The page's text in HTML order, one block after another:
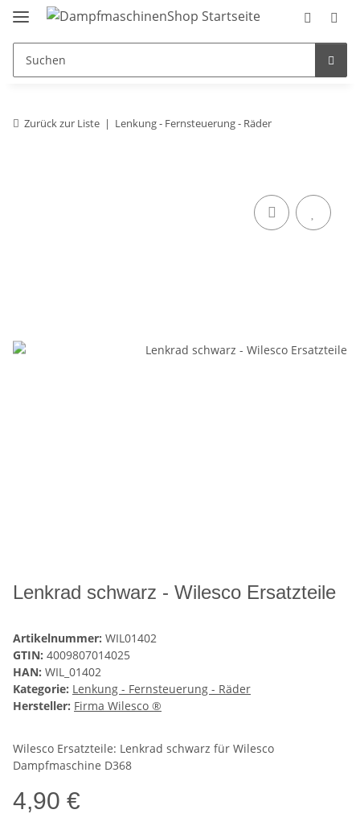
Zurück zur Liste Lenkung - Fernsteuerung - Räder
Lenkrad schwarz - Wilesco Ersatzteile
Artikelnummer: WIL01402
GTIN: 4009807014025
HAN: WIL_01402
Kategorie: Lenkung - Fernsteuerung - Räder
Hersteller: Firma Wilesco ®
Wilesco Ersatzteile: Lenkrad schwarz für Wilesco
Dampfmaschine D368
4,90 €